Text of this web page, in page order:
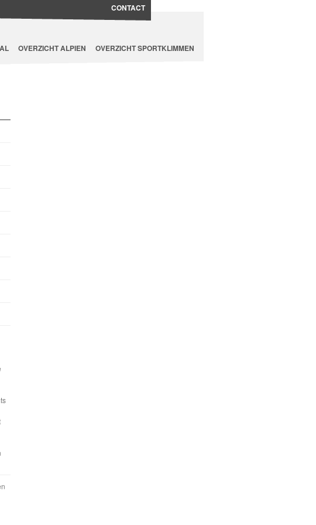
OVERZICHT ALPIEN OVERZICHT SPORTKLIMMEN
CONTACT